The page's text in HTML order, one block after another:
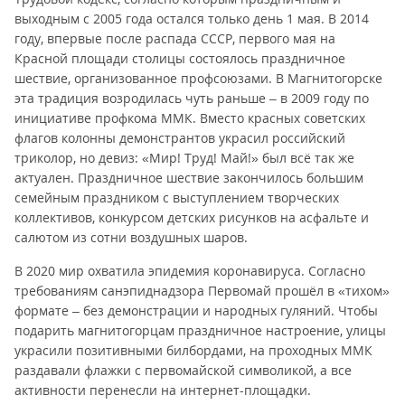
выходным с 2005 года остался только день 1 мая. В 2014
году, впервые после распада СССР, первого мая на
Красной площади столицы состоялось праздничное
шествие, организованное профсоюзами. В Магнитогорске
эта традиция возродилась чуть раньше – в 2009 году по
инициативе профкома ММК. Вместо красных советских
флагов колонны демонстрантов украсил российский
триколор, но девиз: «Мир! Труд! Май!» был всё так же
актуален. Праздничное шествие закончилось большим
семейным праздником с выступлением творческих
коллективов, конкурсом детских рисунков на асфальте и
салютом из сотни воздушных шаров.
В 2020 мир охватила эпидемия коронавируса. Согласно
требованиям санэпиднадзора Первомай прошёл в «тихом»
формате – без демонстрации и народных гуляний. Чтобы
подарить магнитогорцам праздничное настроение, улицы
украсили позитивными билбордами, на проходных ММК
раздавали флажки с первомайской символикой, а все
активности перенесли на интернет-площадки.